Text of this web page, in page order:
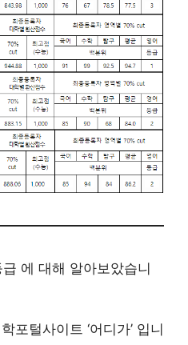
에 대해 알아보았습니
포털사이트 ‘어디가’ 입니